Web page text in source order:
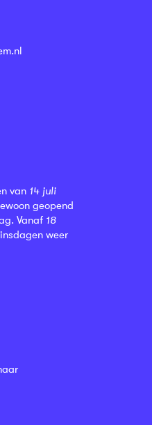
van 14 juli
geopend
Vanaf 18
weer